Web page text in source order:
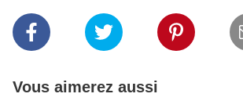
Vous aimerez aussi